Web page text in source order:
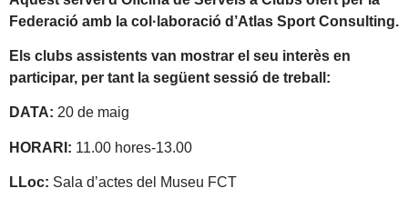
Federació amb la col·laboració d’Atlas Sport Consulting.
Els clubs assistents van mostrar el seu interès en
participar, per tant la següent sessió de treball:
DATA: 20 de maig
HORARI: 11.00 hores-13.00
LLoc: Sala d’actes del Museu FCT